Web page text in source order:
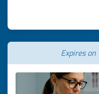
Expires on